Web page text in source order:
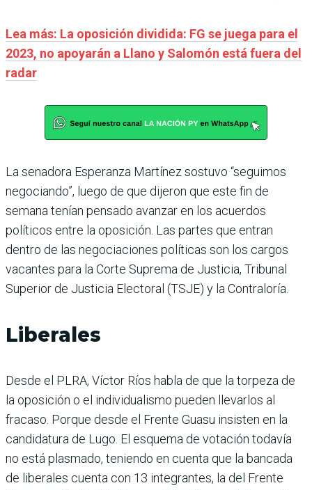
Lea más: La oposición dividida: FG se juega para el
2023, no apoyarán a Llano y Salomón está fuera del
radar
La senadora Esperanza Martínez sostuvo “seguimos
negociando”, luego de que dijeron que este fin de
semana tenían pensado avanzar en los acuerdos
políticos entre la oposición. Las partes que entran
dentro de las negociaciones políticas son los cargos
vacantes para la Corte Suprema de Justicia, Tribunal
Superior de Justicia Electoral (TSJE) y la Contraloría.
Liberales
Desde el PLRA, Víctor Ríos habla de que la torpeza de
la oposición o el individualismo pueden llevarlos al
fracaso. Porque desde el Frente Guasu insisten en la
candidatura de Lugo. El esquema de votación todavía
no está plasmado, teniendo en cuenta que la bancada
de liberales cuenta con 13 integrantes, la del Frente